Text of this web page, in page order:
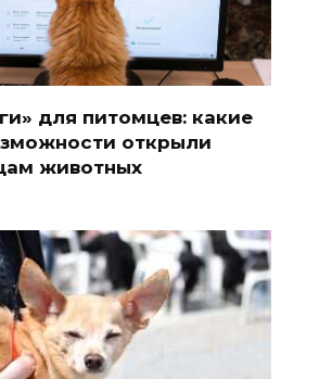
для питомцев: какие
открыли
животных